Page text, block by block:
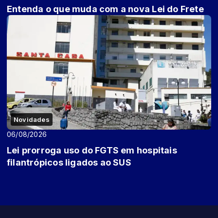
Entenda o que muda com a nova Lei do Frete
Novidades
06/08/2026
Lei prorroga uso do FGTS em hospitais
filantrópicos ligados ao SUS